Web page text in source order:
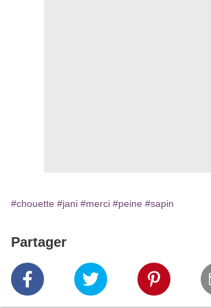
#chouette #jani #merci #peine #sapin
Partager